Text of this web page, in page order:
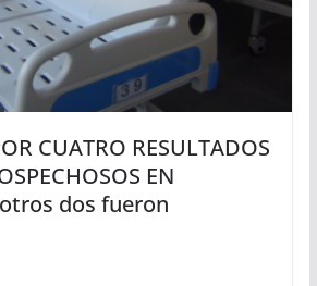
CUATRO RESULTADOS
EN
dos fueron